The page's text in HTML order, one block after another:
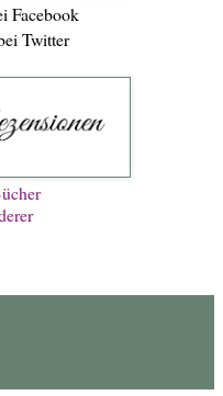
Facebook
Twitter